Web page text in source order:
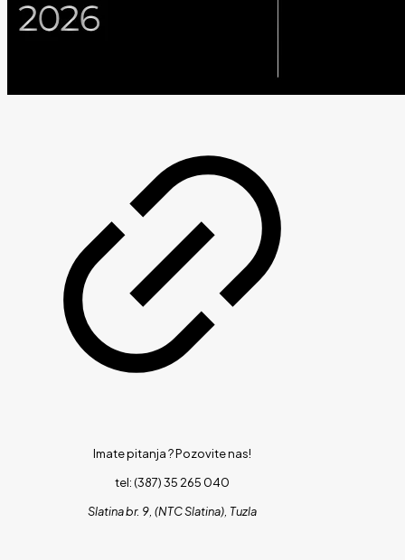
Imate pitanja ?Pozovite nas!
tel: (387) 35 265 040
Slatina br. 9, (NTC Slatina), Tuzla